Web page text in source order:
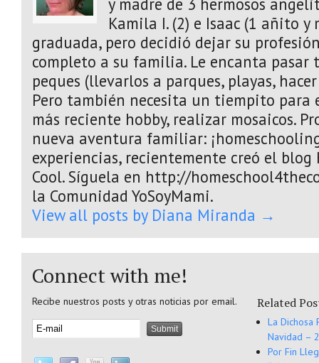
y madre de 3 hermosos
Kamila I. (2) e Isaac (1 añito y
graduada, pero decidió dejar su
completo a su familia. Le encanta pasar
peques (llevarlos a parques, playas,
Pero también necesita un tiempito para
más reciente hobby, realizar mosaicos.
nueva aventura familiar:
experiencias, recientemente creó el blog
Cool. Síguela en http://
la Comunidad YoSoyMami.
View all posts by Diana Miranda →
Connect with me!
Recibe nuestros posts y otras noticias por email. Related
La Dichosa
Navidad –
Por Fin